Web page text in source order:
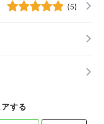
(5)
する